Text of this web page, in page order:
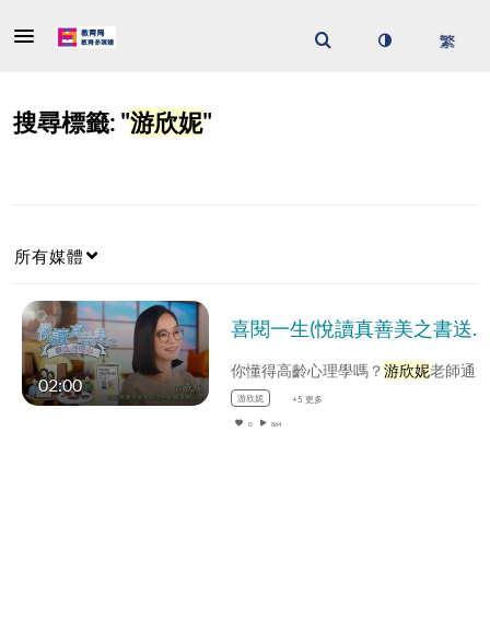
搜尋標籤: "游欣妮"
所有媒體
02:00
喜閱一生(悅讀真善美之書送同理心)──
你懂得高齡心理學嗎？游欣妮老師通過《老爸老媽到底在想什麼？》中不少生活化的例子，讓我們易地而處，洞悉…
游欣妮 +5 更多
0 864